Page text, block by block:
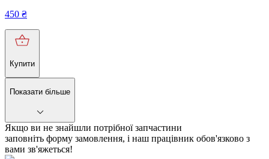
450 ₴
Купити
Показати більше
Якщо ви не знайшли потрібної запчастини
заповніть форму замовлення, і наш працівник обов'язково з
вами зв'яжеться!